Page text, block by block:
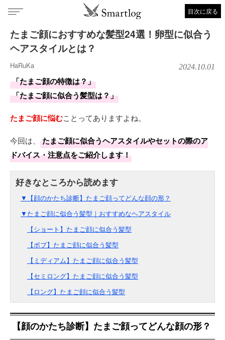
目次に戻る
たまご顔におすすめな髪型24選！卵型に似合う
ヘアスタイルとは？
HaRuKa 2024.10.01
「たまご顔の特徴は？」
「たまご顔に似合う髪型は？」
たまご顔に悩むことってありますよね。
今回は、
たまご顔に似合うヘアスタイルやセットの際のア
ドバイス・注意点をご紹介します！
▼【顔のかたち診断】たまご顔ってどんな顔の形？
▼たまご顔に似合う髪型｜おすすめなヘアスタイル
【ショート】たまご顔に似合う髪型
【ボブ】たまご顔に似合う髪型
【ミディアム】たまご顔に似合う髪型
【セミロング】たまご顔に似合う髪型
【ロング】たまご顔に似合う髪型
【顔のかたち診断】たまご顔ってどんな顔の形？